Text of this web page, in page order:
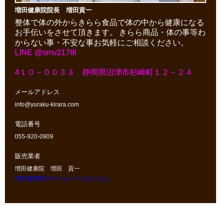
増田健康院院長 増田貢一
整体で体の外からきらら食品で体の中から健康になる
お手伝いをさせて頂きます。
きらら商品・体の事等わ
からない事・不安な事お気軽にご相談ください。
LINE @smv2178l
4１０－００３３ 静岡県沼津市杉崎町１２－２４
メールアドレス
info@yuraku-kirara.com
電話番号
055-920-0909
販売業者
増田健康院 増田 貢一
増田健康院のホームページはこちら